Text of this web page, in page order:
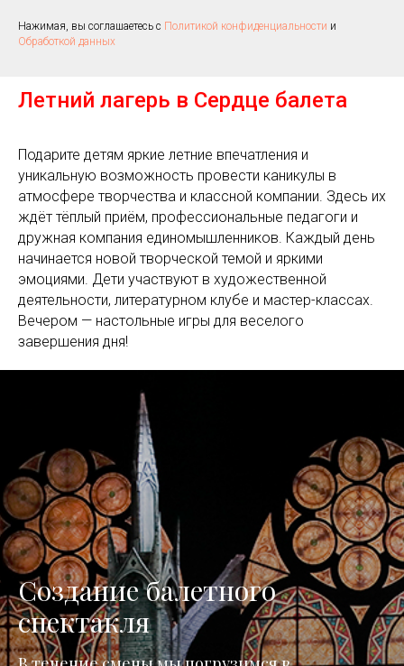
Нажимая, вы соглашаетесь с Политикой конфиденциальности и
Обработкой данных
Летний лагерь в Сердце балета
Подарите детям яркие летние впечатления и
уникальную возможность провести каникулы в
атмосфере творчества и классной компании. Здесь их
ждёт тёплый приём, профессиональные педагоги и
дружная компания единомышленников. Каждый день
начинается новой творческой темой и яркими
эмоциями. Дети участвуют в художественной
деятельности, литературном клубе и мастер-классах.
Вечером — настольные игры для веселого
завершения дня!
Создание балетного
спектакля